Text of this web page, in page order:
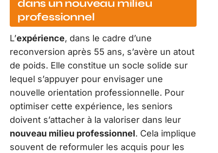
dans un nouveau milieu
professionnel
L’expérience, dans le cadre d’une
reconversion après 55 ans, s’avère un atout
de poids. Elle constitue un socle solide sur
lequel s’appuyer pour envisager une
nouvelle orientation professionnelle. Pour
optimiser cette expérience, les seniors
doivent s’attacher à la valoriser dans leur
nouveau milieu professionnel. Cela implique
souvent de reformuler les acquis pour les